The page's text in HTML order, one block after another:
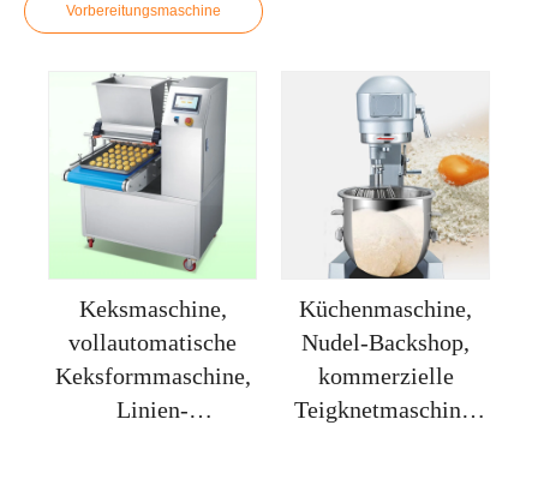
Vorbereitungsmaschine
Keksmaschine,
vollautomatische
Keksformmaschine,
Linien-
Küchenmaschine,
Nudel-Backshop,
kommerzielle
Teigknetmaschine,